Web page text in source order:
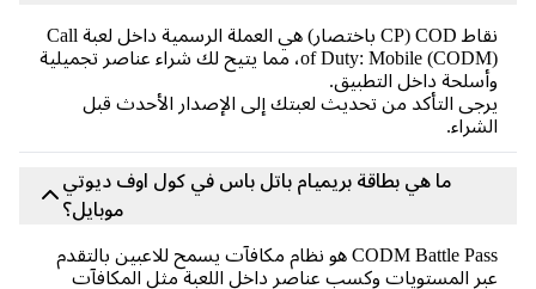
نقاط COD (CP باختصار) هي العملة الرسمية داخل لعبة Call
of Duty: Mobile (CODM)، مما يتيح لك شراء عناصر تجميلية
داخل التطبيق.
التأكد من تحديث لعبتك إلى الإصدار الأحدث قبل
ما هي بطاقة بريميام باتل باس في كول اوف ديوتي
موبايل؟
CODM Battle Pass هو نظام مكافآت يسمح للاعبين بالتقدم
المستويات وكسب عناصر داخل اللعبة مثل المكافآت